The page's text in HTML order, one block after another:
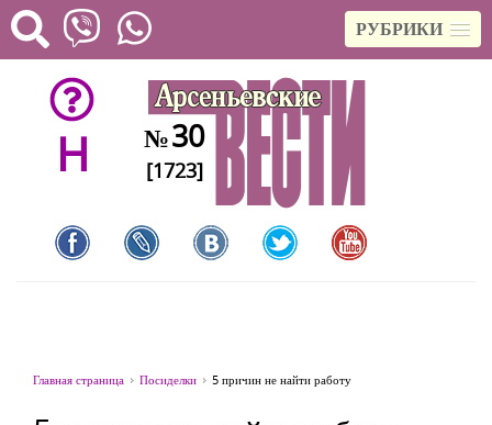
РУБРИКИ
H №30
[1723]
Главная страница Посиделки 5 причин не найти работу